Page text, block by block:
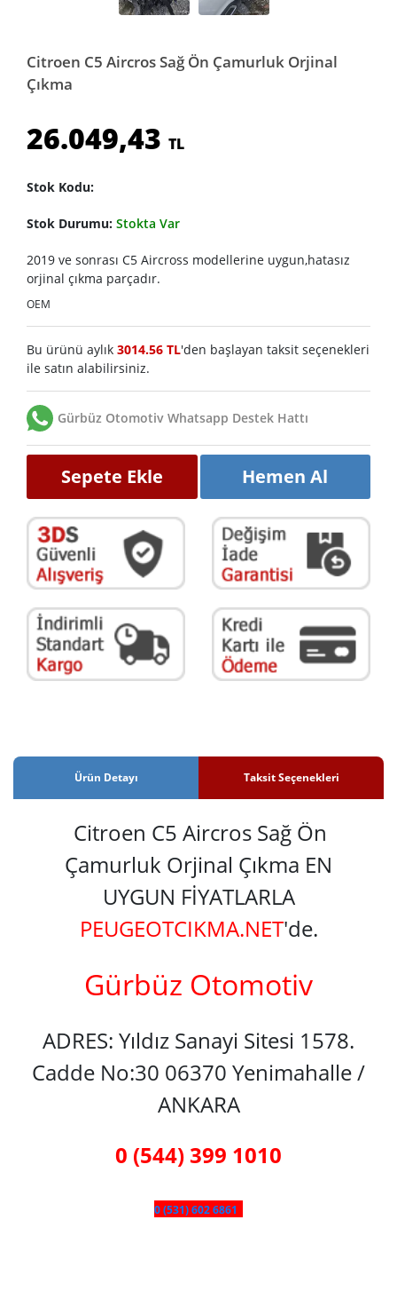
Citroen C5 Aircros Sağ Ön Çamurluk Orjinal
Çıkma
26.049,43 TL
Stok Kodu:
Stok Durumu: Stokta Var
2019 ve sonrası C5 Aircross modellerine uygun,hatasız
orjinal çıkma parçadır.
OEM
Bu ürünü aylık 3014.56 TL'den başlayan taksit seçenekleri
ile satın alabilirsiniz.
Gürbüz Otomotiv Whatsapp Destek Hattı
Sepete Ekle Hemen Al
Ürün Detayı Taksit Seçenekleri
Citroen C5 Aircros Sağ Ön
Çamurluk Orjinal Çıkma EN
UYGUN FİYATLARLA
PEUGEOTCIKMA.NET'de.
Gürbüz Otomotiv
ADRES: Yıldız Sanayi Sitesi 1578.
Cadde No:30 06370 Yenimahalle /
ANKARA
0 (544) 399 1010
0 (531) 602 6861